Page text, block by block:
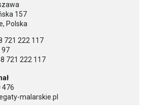
157
Polska
721 222 117
97
721 222 117
476
malarskie.pl